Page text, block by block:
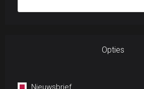
Opties
Nieuwsbrief